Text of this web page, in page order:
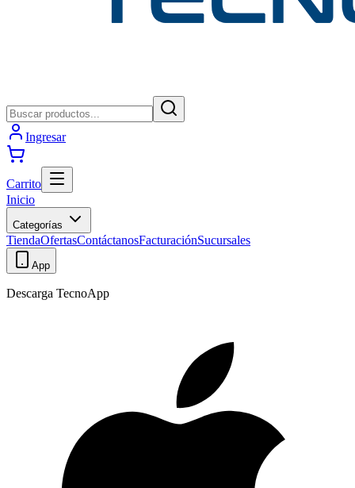
Ingresar
Carrito
Inicio
Categorías
TiendaOfertasContáctanosFacturaciónSucursales
App
Descarga TecnoApp